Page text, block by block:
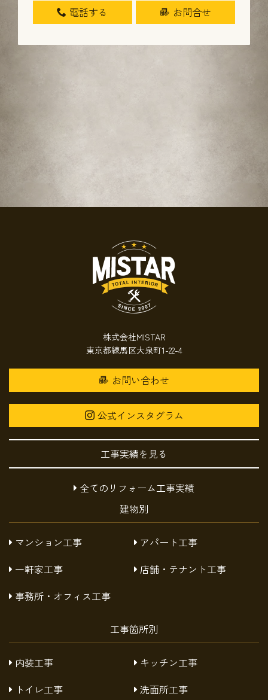
電話する お問合せ
株式会社MISTAR
東京都練馬区大泉町1-22-4
お問い合わせ
公式インスタグラム
工事実績を見る
全てのリフォーム工事実績
建物別
マンション工事
アパート工事
一軒家工事
店舗・テナント工事
事務所・オフィス工事
工事箇所別
内装工事
キッチン工事
トイレ工事
洗面所工事